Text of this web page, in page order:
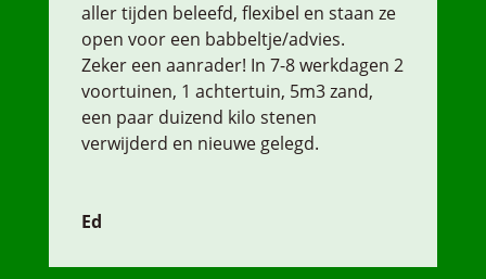
aller tijden beleefd, flexibel en staan ze
open voor een babbeltje/advies.
Zeker een aanrader! In 7-8 werkdagen 2
voortuinen, 1 achtertuin, 5m3 zand,
een paar duizend kilo stenen
verwijderd en nieuwe gelegd.
Ed